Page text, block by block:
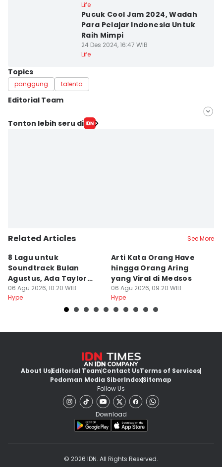
Life
Pucuk Cool Jam 2024, Wadah
Para Pelajar Indonesia Untuk
Raih Mimpi
24 Des 2024, 16:47 WIB
Life
Topics
panggung talenta
Editorial Team
Editor
Tonton lebih seru di
Related Articles See More
8 Lagu untuk
Soundtrack Bulan
Agustus, Ada Taylor
Swift!
06 Agu 2026, 10:20 WIB
Hype
Arti Kata Orang Have
hingga Orang Aring
yang Viral di Medsos
06 Agu 2026, 09:20 WIB
Hype
About UsEditorial TeamContact UsTerms of Services
Pedoman Media SiberIndexSitemap
Follow Us
Download
© 2026 IDN. All Rights Reserved.